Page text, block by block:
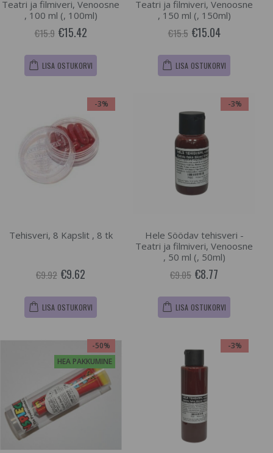
Teatri ja filmiveri, Venoosne
, 100 ml (, 100ml)
€15.9 €15.42
LISA OSTUKORVI
Teatri ja filmiveri, Venoosne
, 150 ml (, 150ml)
€15.5 €15.04
LISA OSTUKORVI
-3%
Tehisveri, 8 Kapslit , 8 tk
€9.92 €9.62
LISA OSTUKORVI
-3%
Hele Söödav tehisveri -
Teatri ja filmiveri, Venoosne
, 50 ml (, 50ml)
€9.05 €8.77
LISA OSTUKORVI
-50%
HEA PAKKUMINE
-3%